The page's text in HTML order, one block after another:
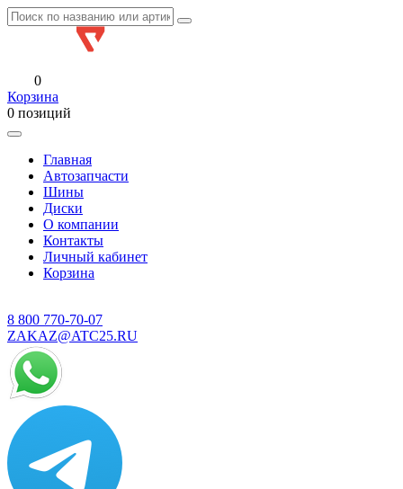
0
Корзина
0 позиций
Главная
Автозапчасти
Шины
Диски
О компании
Контакты
Личный кабинет
Корзина
8 800 770-70-07
ZAKAZ@ATC25.RU